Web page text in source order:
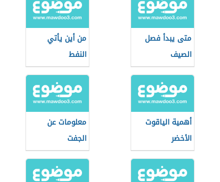
متى يبدأ فصل
الصيف
من أين يأتي
النفط
أهمية الياقوت
الأخضر
معلومات عن
الجفت